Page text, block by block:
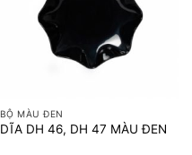
BỘ MÀU ĐEN
DĨA DH 46, DH 47 MÀU ĐEN